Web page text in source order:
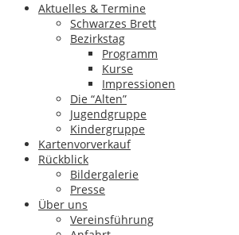
Aktuelles & Termine
Schwarzes Brett
Bezirkstag
Programm
Kurse
Impressionen
Die “Alten”
Jugendgruppe
Kindergruppe
Kartenvorverkauf
Rückblick
Bildergalerie
Presse
Über uns
Vereinsführung
Aktuelles & Termine
Schwarzes Brett
Bezirkstag
Programm
Kurse
Impressionen
Die “Alten”
Jugendgruppe
Kindergruppe
Kartenvorverkauf
Rückblick
Bildergalerie
Presse